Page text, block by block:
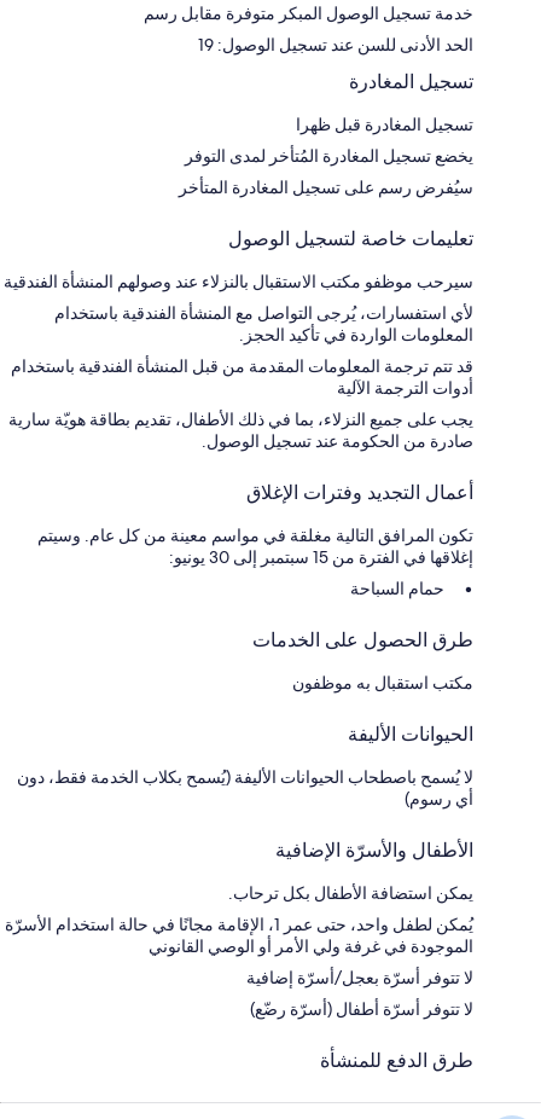
خدمة تسجيل الوصول المبكر متوفرة مقابل رسم
الحد الأدنى للسن عند تسجيل الوصول: 19
تسجيل المغادرة
تسجيل المغادرة قبل ظهرا
يخضع تسجيل المغادرة المُتأخر لمدى التوفر
سيُفرض رسم على تسجيل المغادرة المتأخر
تعليمات خاصة لتسجيل الوصول
سيرحب موظفو مكتب الاستقبال بالنزلاء عند وصولهم المنشأة الفندقية
لأي استفسارات، يُرجى التواصل مع المنشأة الفندقية باستخدام
المعلومات الواردة في تأكيد الحجز.
قد تتم ترجمة المعلومات المقدمة من قبل المنشأة الفندقية باستخدام
أدوات الترجمة الآلية
يجب على جميع النزلاء، بما في ذلك الأطفال، تقديم بطاقة هويّة سارية
صادرة من الحكومة عند تسجيل الوصول.
أعمال التجديد وفترات الإغلاق
تكون المرافق التالية مغلقة في مواسم معينة من كل عام. وسيتم
إغلاقها في الفترة من 15 سبتمبر إلى 30 يونيو:
حمام السباحة
طرق الحصول على الخدمات
مكتب استقبال به موظفون
الحيوانات الأليفة
لا يُسمح باصطحاب الحيوانات الأليفة (يُسمح بكلاب الخدمة فقط، دون
أي رسوم)
الأطفال والأسرّة الإضافية
يمكن استضافة الأطفال بكل ترحاب.
يُمكن لطفل واحد، حتى عمر 1، الإقامة مجانًا في حالة استخدام الأسرّة
الموجودة في غرفة ولي الأمر أو الوصي القانوني
لا تتوفر أسرّة بعجل/أسرّة إضافية
لا تتوفر أسرّة أطفال (أسرّة رضّع)
طرق الدفع للمنشأة